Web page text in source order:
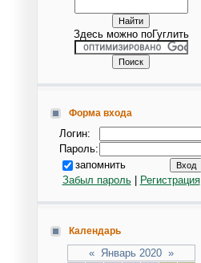
Здесь можно поГуглить
Форма входа
Логин:
Пароль:
запомнить
Забыл пароль| Регистрация
Календарь
« Январь 2020 »